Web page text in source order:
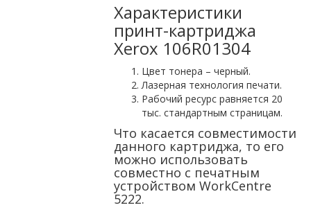
Характеристики
принт-картриджа
Xerox 106R01304
Цвет тонера – черный.
Лазерная технология печати.
Рабочий ресурс равняется 20
тыс. стандартным страницам.
Что касается совместимости
данного картриджа, то его
можно использовать
совместно с печатным
устройством WorkCentre
5222.